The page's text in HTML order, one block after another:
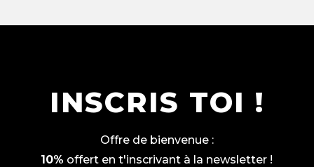
INSCRIS TOI !
Offre de bienvenue :
10% offert en t'inscrivant à la newsletter !